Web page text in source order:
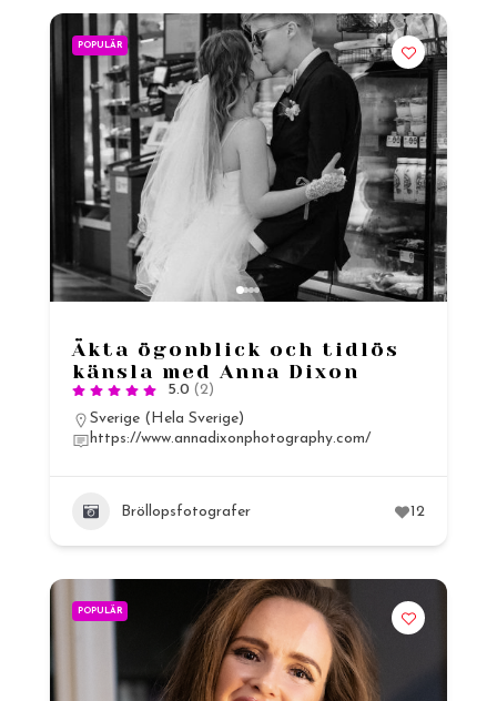
POPULÄR
Äkta ögonblick och tidlös
känsla med Anna Dixon
5.0 (2)
Sverige (Hela Sverige)
https://www.annadixonphotography.com/
Bröllopsfotografer 12
POPULÄR